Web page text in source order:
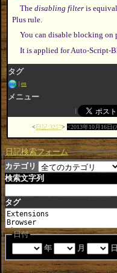
The disabling filteris
Plus rule.
You can disable blocking on
It is applied for Auto-Script-
タグ
en
メニュー
日記:3257 2013年10月16日(
日記検索フォーム
カテゴリ
検索文字列
タグ
日付
年
月 日